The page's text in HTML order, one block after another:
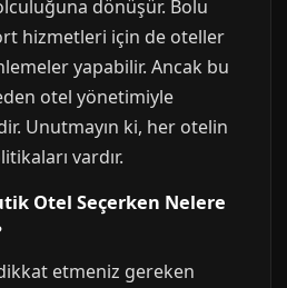
dönüşür. Bolu
hizmetleri için de oteller
yapabilir. Ancak bu
otel yönetimiyle
Unutmayın ki, her otelin
vardır.
Otel Seçerken Nelere
etmeniz gereken